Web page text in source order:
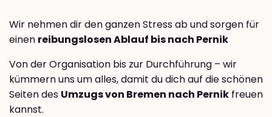
Wir nehmen dir den ganzen Stress ab und sorgen für
einen reibungslosen Ablauf bis nach Pernik
Von der Organisation bis zur Durchführung – wir
kümmern uns um alles, damit du dich auf die schönen
Seiten des Umzugs von Bremen nach Pernik freuen
kannst.